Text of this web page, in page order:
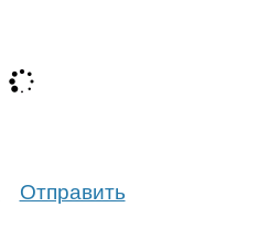
Отправить